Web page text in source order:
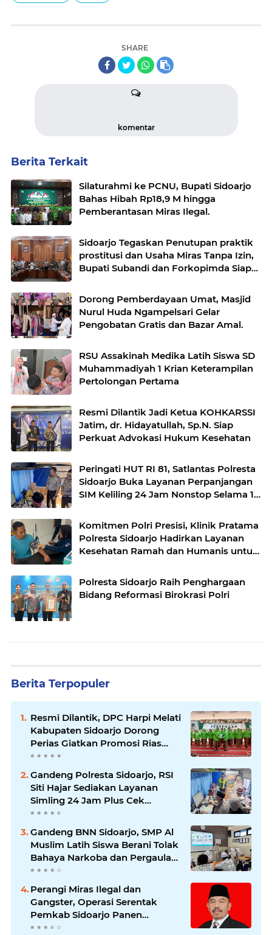
SHARE
komentar
Berita Terkait
Silaturahmi ke PCNU, Bupati Sidoarjo
Bahas Hibah Rp18,9 M hingga
Pemberantasan Miras Ilegal.
Sidoarjo Tegaskan Penutupan praktik
prostitusi dan Usaha Miras Tanpa Izin,
Bupati Subandi dan Forkopimda Siap
Dorong Pemberdayaan Umat, Masjid
Nurul Huda Ngampelsari Gelar
Pengobatan Gratis dan Bazar Amal.
RSU Assakinah Medika Latih Siswa SD
Muhammadiyah 1 Krian Keterampilan
Pertolongan Pertama
Resmi Dilantik Jadi Ketua KOHKARSSI
Jatim, dr. Hidayatullah, Sp.N. Siap
Perkuat Advokasi Hukum Kesehatan
Peringati HUT RI 81, Satlantas Polresta
Sidoarjo Buka Layanan Perpanjangan
SIM Keliling 24 Jam Nonstop Selama 17
Komitmen Polri Presisi, Klinik Pratama
Polresta Sidoarjo Hadirkan Layanan
Kesehatan Ramah dan Humanis untuk
Polresta Sidoarjo Raih Penghargaan
Bidang Reformasi Birokrasi Polri
Berita Terpopuler
Resmi Dilantik, DPC Harpi Melati
Kabupaten Sidoarjo Dorong
Perias Giatkan Promosi Rias
Penganten Putri Jenggolo.
Gandeng Polresta Sidoarjo, RSI
Siti Hajar Sediakan Layanan
Simling 24 Jam Plus Cek
Kesehatan Gratis.
Gandeng BNN Sidoarjo, SMP Al
Muslim Latih Siswa Berani Tolak
Bahaya Narkoba dan Pergaulan
Bebas.
Perangi Miras Ilegal dan
Gangster, Operasi Serentak
Pemkab Sidoarjo Panen
Apresiasi